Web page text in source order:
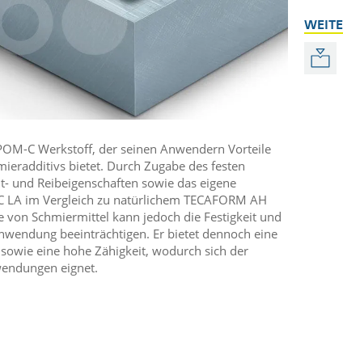
C Werkstoff, der seinen Anwendern Vorteile
bietet. Durch Zugabe des festen
und Reibeigenschaften sowie das eigene
im Vergleich zu natürlichem TECAFORM AH
von Schmiermittel kann jedoch die Festigkeit und
beeinträchtigen. Er bietet dennoch eine
eine hohe Zähigkeit, wodurch sich der
eignet.